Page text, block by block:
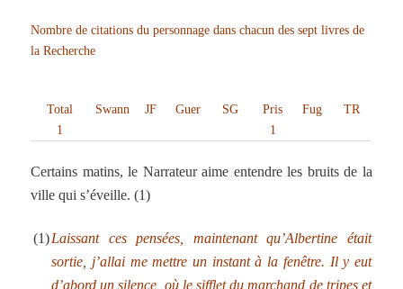
Nombre de citations du personnage dans chacun des sept livres de
la Recherche
Total Swann JF Guer SG Pris Fug
TR
1
1
Certains matins, le Narrateur aime entendre les bruits de la
ville qui s’éveille. (1)
(1) Laissant ces pensées, maintenant qu’Albertine était
sortie, j’allai me mettre un instant à la fenêtre. Il y eut
d’abord un silence, où le sifflet du marchand de tripes et